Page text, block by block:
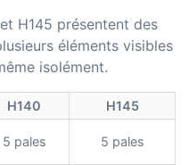
H145 présentent des
éléments visibles
isolément.
H140
H145
5 pales 5 pales